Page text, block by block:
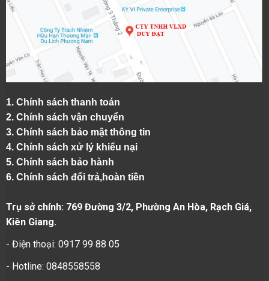
1. Chính sách thanh toán
2. Chính sách vận chuyển
3. Chính sách bảo mật thông tin
4. Chính sách xử lý khiếu nại
5. Chính sách bảo hành
6. Chính sách đổi trả,hoàn tiền
Trụ sở chính: 769 Đường 3/2, Phường An Hòa, Rạch Giá,
Kiên Giang.
- Điện thoại: 0917 99 88 05
- Hotline: 0848558558